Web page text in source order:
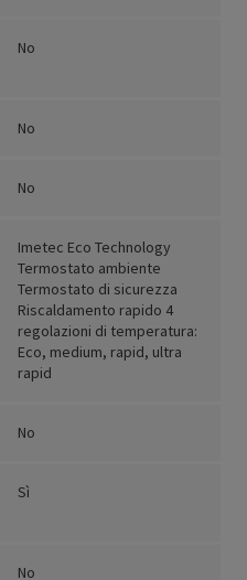
No
No
No
Imetec Eco Technology
Termostato ambiente
Termostato di sicurezza
Riscaldamento rapido 4
regolazioni di temperatura:
Eco, medium, rapid, ultra
rapid
No
Sì
No